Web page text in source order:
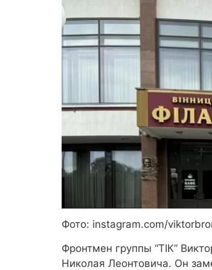
Фото: instagram.com/
Фронтмен группы “ТІК”
Николая Леонтовича. Он